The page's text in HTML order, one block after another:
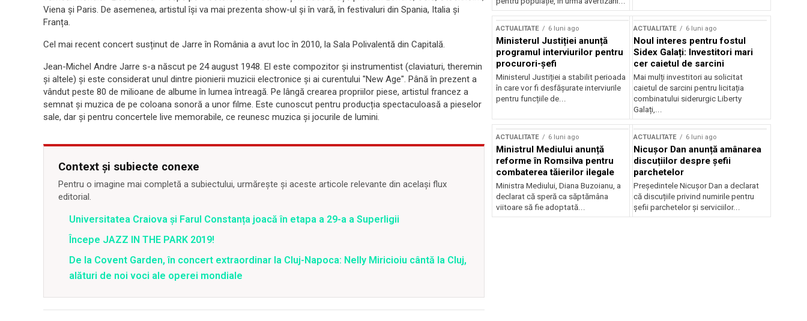
Viena și Paris. De asemenea, artistul își va mai prezenta show-ul și în vară, în festivaluri din Spania, Italia și
Franța.
Cel mai recent concert susținut de Jarre în România a avut loc în 2010, la Sala Polivalentă din Capitală.
Jean-Michel Andre Jarre s-a născut pe 24 august 1948. El este compozitor și instrumentist (claviaturi, theremin
și altele) și este considerat unul dintre pionierii muzicii electronice și ai curentului "New Age". Până în prezent a
vândut peste 80 de milioane de albume în lumea întreagă. Pe lângă crearea propriilor piese, artistul francez a
semnat și muzica de pe coloana sonoră a unor filme. Este cunoscut pentru producția spectaculoasă a pieselor
sale, dar și pentru concertele live memorabile, ce reunesc muzica și jocurile de lumini.
Context și subiecte conexe
Pentru o imagine mai completă a subiectului, urmărește și aceste articole relevante din același flux
editorial.
Universitatea Craiova și Farul Constanța joacă în etapa a 29-a a Superligii
Începe JAZZ IN THE PARK 2019!
De la Covent Garden, în concert extraordinar la Cluj-Napoca: Nelly Miricioiu cântă la Cluj,
alături de noi voci ale operei mondiale
ACTUALITATE 6 luni ago
Ministerul Justiției anunță
programul interviurilor pentru
procurori-șefi
Ministerul Justiției a stabilit perioada
în care vor fi desfășurate interviurile
pentru funcțiile de...
ACTUALITATE 6 luni ago
Noul interes pentru fostul
Sidex Galați: Investitori mari
cer caietul de sarcini
Mai mulți investitori au solicitat
caietul de sarcini pentru licitația
combinatului siderurgic Liberty
Galați,...
ACTUALITATE 6 luni ago
Ministrul Mediului anunță
reforme în Romsilva pentru
combaterea tăierilor ilegale
Ministra Mediului, Diana Buzoianu, a
declarat că speră ca săptămâna
viitoare să fie adoptată...
ACTUALITATE 6 luni ago
Nicușor Dan anunță amânarea
discuțiilor despre șefii
parchetelor
Președintele Nicușor Dan a declarat
că discuțiile privind numirile pentru
șefii parchetelor și serviciilor...